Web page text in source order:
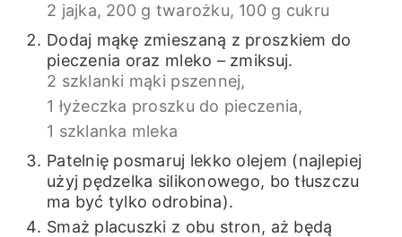
2 jajka, 200 g twarożku, 100 g cukru
Dodaj mąkę zmieszaną z proszkiem do
pieczenia oraz mleko – zmiksuj.
2 szklanki mąki pszennej,
1 łyżeczka proszku do pieczenia,
1 szklanka mleka
Patelnię posmaruj lekko olejem (najlepiej
użyj pędzelka silikonowego, bo tłuszczu
ma być tylko odrobina).
Smaż placuszki z obu stron, aż będą